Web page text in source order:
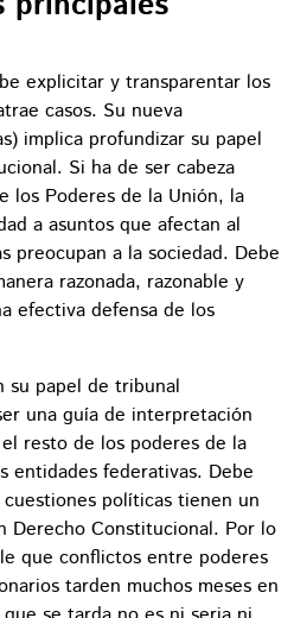
explicitar y transparentar los
casos. Su nueva
implica profundizar su papel
Si ha de ser cabeza
los Poderes de la Unión, la
a asuntos que afectan al
preocupan a la sociedad. Debe
razonada, razonable y
efectiva defensa de los
su papel de tribunal
una guía de interpretación
resto de los poderes de la
entidades federativas. Debe
políticas tienen un
Derecho Constitucional. Por lo
que conflictos entre poderes
tarden muchos meses en